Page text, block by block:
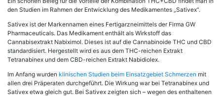
den Studien im Rahmen der Entwicklung des Medikamentes „Sativex“.
Sativex ist der Markennamen eines Fertigarzneimittels der Firma GW
Pharmaceuticals. Das Medikament enthält als Wirkstoff das
Cannabisextrakt Nabiximol. Dieses ist auf die Cannabinoide THC und CBD
standardisiert. Hergestellt wird es aus dem THC-reichen Extrakt
Tetranabinex und dem CBD-reichen Extrakt Nabidiolex.
Im Anfang wurden klinischen Studien beim Einsatzgebiet Schmerzen mit
allen drei Präperaten durchgeführt. Die Wirkung war bei Tetranabinex und
Sativex etwa gleich gut. Bei Sativex zeigten sich – wegen des enthaltenen